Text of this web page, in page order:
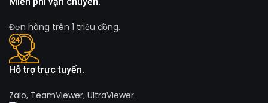
nhà cung cấp. Để biết thêm chi tiết, vui lòng tham khảo tài liệu
thức.
Đơn hàng trên 1 triệu đồng.
Hỗ trợ trực tuyến.
Zalo, TeamViewer, UltraViewer.